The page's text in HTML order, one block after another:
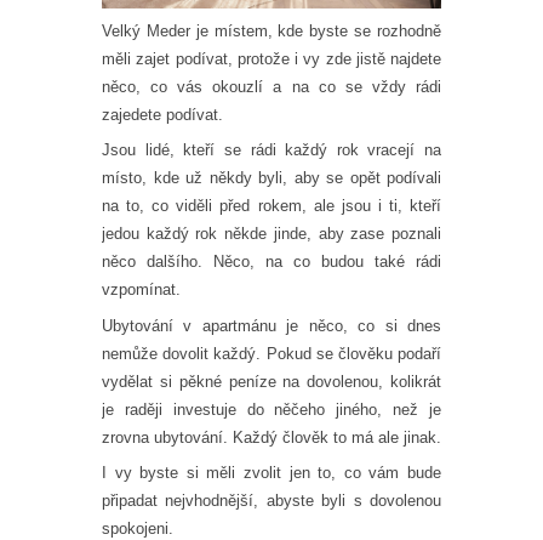
Velký Meder je místem, kde byste se rozhodně
měli zajet podívat, protože i vy zde jistě najdete
něco, co vás okouzlí a na co se vždy rádi
zajedete podívat.
Jsou lidé, kteří se rádi každý rok vracejí na
místo, kde už někdy byli, aby se opět podívali
na to, co viděli před rokem, ale jsou i ti, kteří
jedou každý rok někde jinde, aby zase poznali
něco dalšího. Něco, na co budou také rádi
vzpomínat.
Ubytování v apartmánu je něco, co si dnes
nemůže dovolit každý. Pokud se člověku podaří
vydělat si pěkné peníze na dovolenou, kolikrát
je raději investuje do něčeho jiného, než je
zrovna ubytování. Každý člověk to má ale jinak.
I vy byste si měli zvolit jen to, co vám bude
připadat nejvhodnější, abyste byli s dovolenou
spokojeni.